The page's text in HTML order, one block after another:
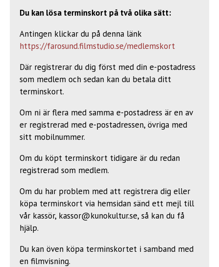
Du kan lösa terminskort på två olika sätt:
Antingen klickar du på denna länk
https://farosund.filmstudio.se/medlemskort
Där registrerar du dig först med din e-postadress
som medlem och sedan kan du betala ditt
terminskort.
Om ni är flera med samma e-postadress är en av
er registrerad med e-postadressen, övriga med
sitt mobilnummer.
Om du köpt terminskort tidigare är du redan
registrerad som medlem.
Om du har problem med att registrera dig eller
köpa terminskort via hemsidan sänd ett mejl till
vår kassör, kassor@kunokultur.se, så kan du få
hjälp.
Du kan öven köpa terminskortet i samband med
en filmvisning.